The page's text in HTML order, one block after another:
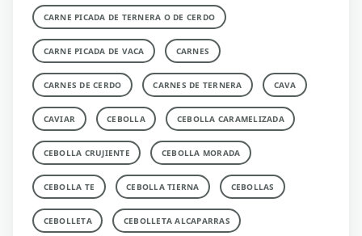
CARNE PICADA DE TERNERA O DE CERDO
CARNE PICADA DE VACA CARNES
CARNES DE CERDO CARNES DE TERNERA CAVA
CAVIAR CEBOLLA CEBOLLA CARAMELIZADA
CEBOLLA CRUJIENTE CEBOLLA MORADA
CEBOLLA TE CEBOLLA TIERNA CEBOLLAS
CEBOLLETA CEBOLLETA ALCAPARRAS